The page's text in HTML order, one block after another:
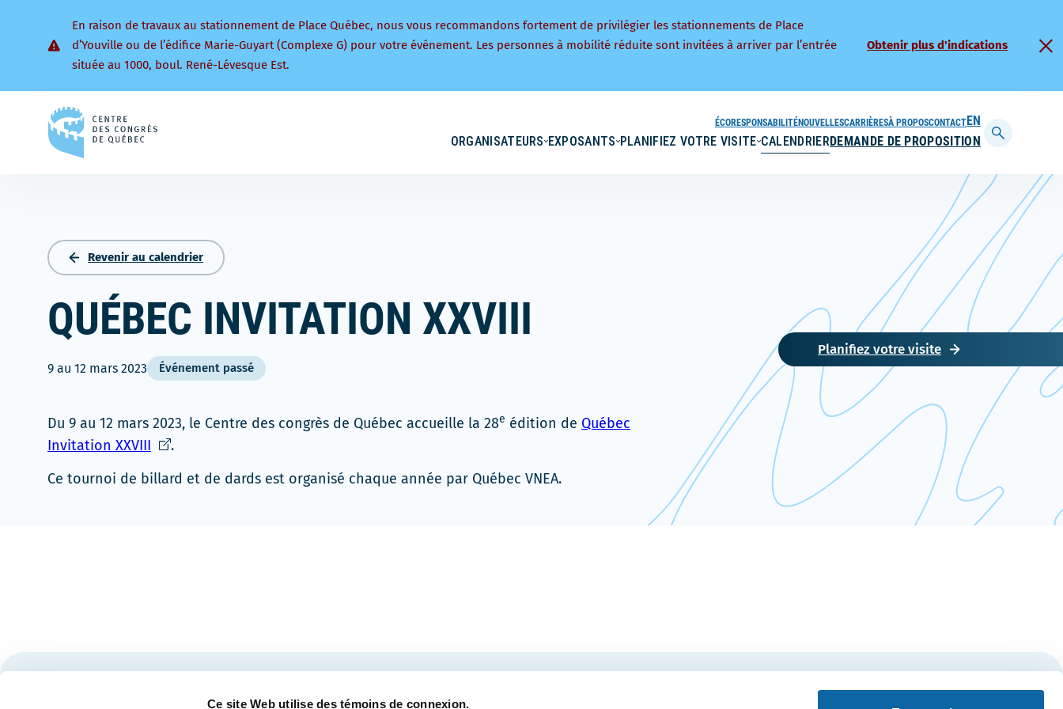
Ce site Web utilise des témoins de connexion.
En raison de travaux au stationnement de Place Québec, nous vous recommandons fortement de privilégier les stationnements de Place
d’Youville ou de l’édifice Marie-Guyart (Complexe G) pour votre événement. Les personnes à mobilité réduite sont invitées à arriver par l’entrée
située au 1000, boul. René-Lévesque Est.
Obtenir plus d'indications
ORGANISATEURS EXPOSANTS PLANIFIEZ VOTRE VISITE CALENDRIERDEMANDE DE PROPOSITION
ÉCORESPONSABILITÉNOUVELLESCARRIÈRESÀ PROPOSCONTACTENGLISH
Afficher
barre
recherche
Revenir au calendrier
QUÉBEC INVITATION XXVIII
9 au 12 mars 2023 Événement passé
Du 9 au 12 mars 2023, le Centre des congrès de Québec accueille la 28e édition de Québec
Invitation XXVIII Ce
s'ouvrira
.
Ce tournoi de billard et de dards est organisé chaque année par Québec VNEA.
Planifiez votre visite